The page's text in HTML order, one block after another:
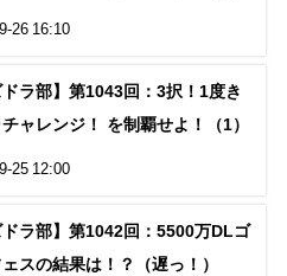
26 16:10
ドラ部】第1043回：3択！1度き
チャレンジ！ を制覇せよ！（1）
25 12:00
ドラ部】第1042回：5500万DLゴ
スの結果は！？（遅っ！）